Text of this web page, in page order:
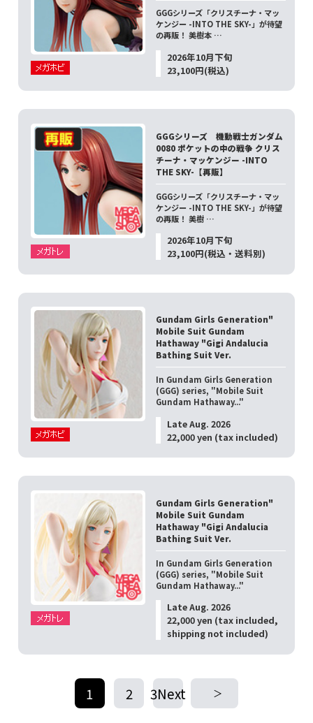
GGGシリーズ「クリスチーナ・マッ
ケンジー -INTO THE SKY-」が待望
の再販！ 美樹本 …
2026年10月下旬
23,100円(税込)
GGGシリーズ 機動戦士ガンダム
0080 ポケットの中の戦争 クリス
チーナ・マッケンジー -INTO
THE SKY-【再販】
GGGシリーズ「クリスチーナ・マッ
ケンジー -INTO THE SKY-」が待望
の再販！ 美樹 …
2026年10月下旬
23,100円(税込・送料別)
Gundam Girls Generation"
Mobile Suit Gundam
Hathaway "Gigi Andalucia
Bathing Suit Ver.
In Gundam Girls Generation
(GGG) series, "Mobile Suit
Gundam Hathaway..."
Late Aug. 2026
22,000 yen (tax included)
Gundam Girls Generation"
Mobile Suit Gundam
Hathaway "Gigi Andalucia
Bathing Suit Ver.
In Gundam Girls Generation
(GGG) series, "Mobile Suit
Gundam Hathaway..."
Late Aug. 2026
22,000 yen (tax included,
shipping not included)
1 2 ​ ​
3Next